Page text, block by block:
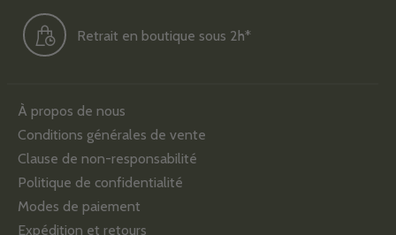
Retrait en boutique sous 2h*
À propos de nous
Conditions générales de vente
Clause de non-responsabilité
Politique de confidentialité
Modes de paiement
Expédition et retours